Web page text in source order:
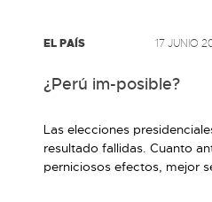
EL PAÍS 17 JUNIO
¿Perú im-posible?
Las elecciones
resultado fallidas. Cuanto
perniciosos efectos, mejor